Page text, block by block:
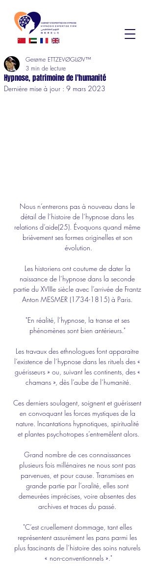
Hypnose, patrimoine de l'humanité
Gerøme ETTZEVØGLØV™
3 min de lecture
Dernière mise à jour : 9 mars 2023
Nous n’entrerons pas à nouveau dans le
détail de l’histoire de l’hypnose dans les
relations d’aide(25). Évoquons quand même
brièvement ses formes originelles et son
évolution.
Les historiens ont coutume de dater la
naissance de l’hypnose dans la seconde
partie du XVIIIe siècle avec l’arrivée de Frantz
Anton MESMER (1734-1815) à Paris.
"En réalité, l’hypnose, la transe et ses
phénomènes sont bien antérieurs."
Les travaux des ethnologues font apparaitre
l’existence de l’hypnose dans les rituels des «
guérisseurs » ou, suivant les continents, des «
chamans », dès l’aube de l’humanité.
Ces derniers soulagent, soignent et guérissent
en convoquant les forces mystiques de la
nature. Incantations hypnotiques, spiritualité
et plantes psychotropes s’entremêlent alors.
Grand nombre de ces connaissances
plusieurs fois millénaires ne nous sont pas
parvenues, et pour cause. Transmises en
grande partie par l’oralité, elles sont
demeurées imprécises, voire absentes des
archives et traces du passé.
"C’est cruellement dommage, tant elles
représentent assurément les pans parmi les
plus fascinants de l’histoire des soins naturels
« non-conventionnels »."